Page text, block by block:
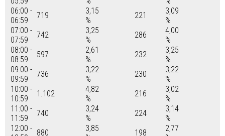
06:00 -
06:59
719
3,15
%
221
3,09
%
07:00 -
07:59
742
3,25
%
286
4,00
%
08:00 -
08:59
597
2,61
%
232
3,25
%
09:00 -
09:59
736
3,22
%
230
3,22
%
10:00 -
10:59
1.102
4,82
%
216
3,02
%
11:00 -
11:59
740
3,24
%
224
3,14
%
12:00 - 880
3,85
198
2,77